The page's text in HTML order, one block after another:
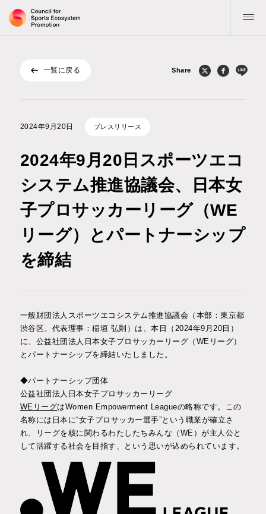
トップ
お知らせ
公表物
記事 / コラム
インタビュー
EN
一覧に戻る Share
2024年9⽉20⽇ プレスリリース
2024年9月20日スポーツエコ
システム推進協議会、日本女
子プロサッカーリーグ（WE
リーグ）とパートナーシップ
を締結
一般財団法人スポーツエコシステム推進協議会（本部：東京都
渋谷区、代表理事：稲垣 弘則）は、本日（2024年9月20日）
に、公益社団法人日本女子プロサッカーリーグ（WEリーグ）
とパートナーシップを締結いたしました。
◆パートナーシップ団体
公益社団法人日本女子プロサッカーリーグ
WEリーグはWomen Empowerment Leagueの略称です。この
名称には日本に“女子プロサッカー選手”という職業が確立さ
れ、リーグを核に関わるわたしたちみんな（WE）が主人公と
して活躍する社会を目指す、という思いが込められています。